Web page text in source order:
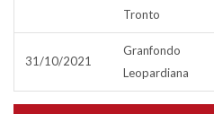
Tronto
31/10/2021
Granfondo
Leopardiana